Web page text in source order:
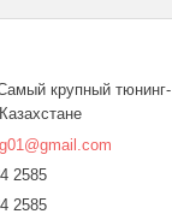
крупный тюнинг-
2585
2585